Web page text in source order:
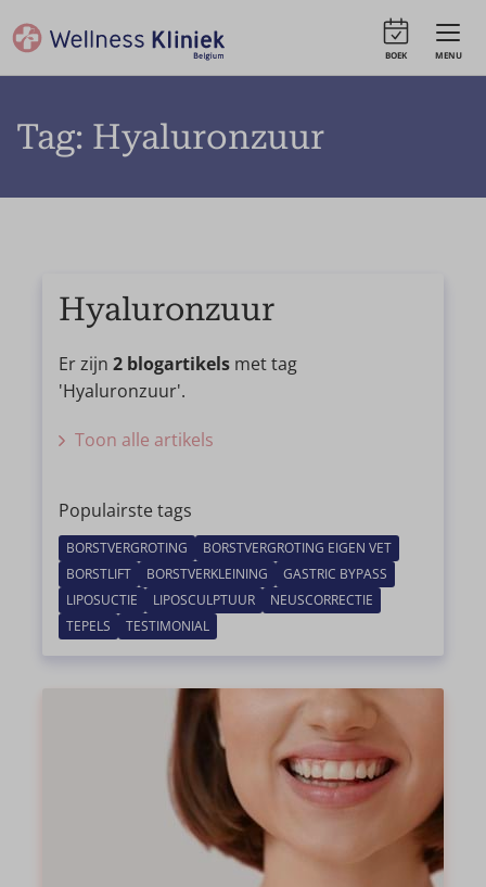
MENU
BOEK
Tag: Hyaluronzuur
Hyaluronzuur
Er zijn 2 blogartikels met tag
'Hyaluronzuur'.
Toon alle artikels
Populairste tags
BORSTVERGROTING
BORSTVERGROTING EIGEN VET
BORSTLIFT
BORSTVERKLEINING
GASTRIC BYPASS
LIPOSUCTIE
LIPOSCULPTUUR
NEUSCORRECTIE
TEPELS
TESTIMONIAL